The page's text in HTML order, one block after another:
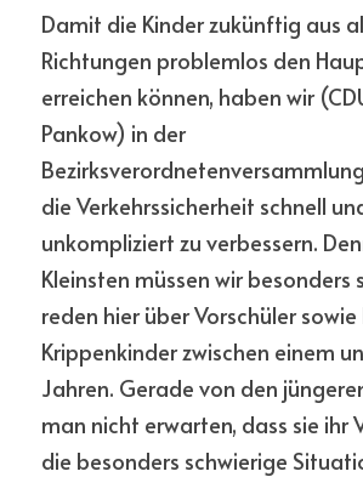
Damit die Kinder zukünftig aus
Richtungen problemlos den
erreichen können, haben wir
Pankow) in der
die Verkehrssicherheit schnell
unkompliziert zu verbessern.
Kleinsten müssen wir besonders
reden hier über Vorschüler
Krippenkinder zwischen einem
Jahren. Gerade von den
man nicht erwarten, dass sie ihr
die besonders schwierige